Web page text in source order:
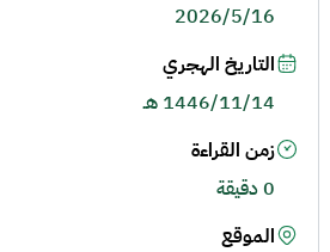
2026/5/16
التاريخ الهجري
1446/11/14 هـ
زمن القراءة
0 دقيقة
الموقع